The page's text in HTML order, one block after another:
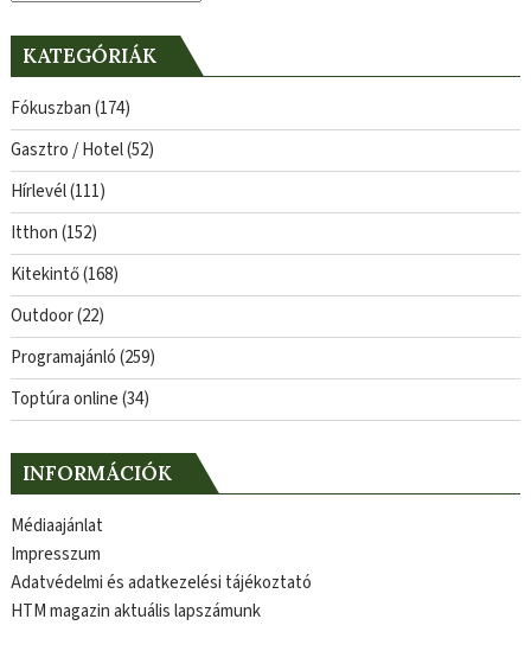
KATEGÓRIÁK
Fókuszban(174)
Gasztro / Hotel(52)
Hírlevél(111)
Itthon(152)
Kitekintő(168)
Outdoor(22)
Programajánló(259)
Toptúra online(34)
INFORMÁCIÓK
Médiaajánlat
Impresszum
Adatvédelmi és adatkezelési tájékoztató
HTM magazin aktuális lapszámunk